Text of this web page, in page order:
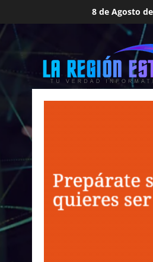
al
contenido
8 de Agosto